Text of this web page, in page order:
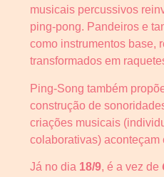
musicais percussivos
ping-pong. Pandeiros e
como instrumentos base,
transformados em
Ping-Song também
construção de
criações musicais
colaborativas) aconteçam
Já no dia 18/9, é a vez de